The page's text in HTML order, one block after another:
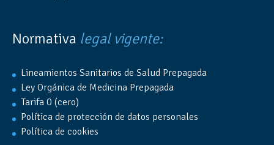
Normativa legal vigente:
Lineamientos Sanitarios de Salud Prepagada
Ley Orgánica de Medicina Prepagada
Tarifa 0 (cero)
Política de protección de datos personales
Política de cookies